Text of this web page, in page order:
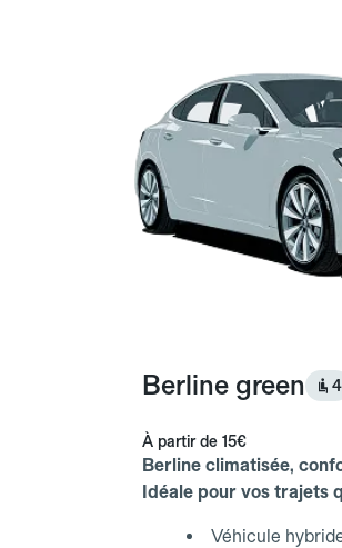
Berline green 4
À partir de 15€
Berline climatisée,
Idéale pour vos trajets
Véhicule